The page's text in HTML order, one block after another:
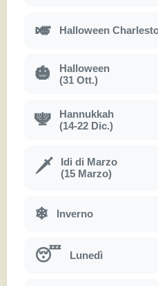
🎺 Halloween
🎃
Halloween
(31 Ott.)
🕎
Hannukkah
(14-22 Dic.)
🗡
Idi di Marzo
(15 Marzo)
❄ Inverno
😴 Lunedì